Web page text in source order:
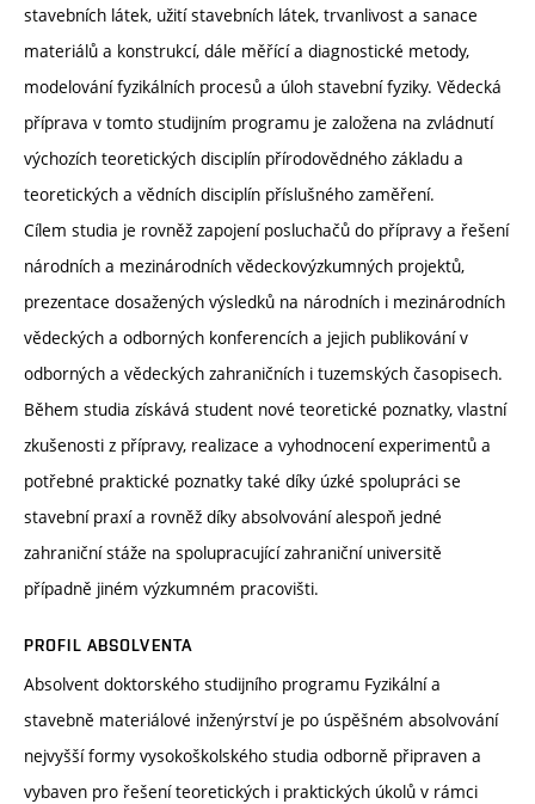
stavebních látek, užití stavebních látek, trvanlivost a sanace
materiálů a konstrukcí, dále měřící a diagnostické metody,
modelování fyzikálních procesů a úloh stavební fyziky. Vědecká
příprava v tomto studijním programu je založena na zvládnutí
výchozích teoretických disciplín přírodovědného základu a
teoretických a vědních disciplín příslušného zaměření.
Cílem studia je rovněž zapojení posluchačů do přípravy a řešení
národních a mezinárodních vědeckovýzkumných projektů,
prezentace dosažených výsledků na národních i mezinárodních
vědeckých a odborných konferencích a jejich publikování v
odborných a vědeckých zahraničních i tuzemských časopisech.
Během studia získává student nové teoretické poznatky, vlastní
zkušenosti z přípravy, realizace a vyhodnocení experimentů a
potřebné praktické poznatky také díky úzké spolupráci se
stavební praxí a rovněž díky absolvování alespoň jedné
zahraniční stáže na spolupracující zahraniční universitě
případně jiném výzkumném pracovišti.
PROFIL ABSOLVENTA
Absolvent doktorského studijního programu Fyzikální a
stavebně materiálové inženýrství je po úspěšném absolvování
nejvyšší formy vysokoškolského studia odborně připraven a
vybaven pro řešení teoretických i praktických úkolů v rámci